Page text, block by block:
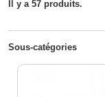
Il y a 57 produits.
Sous-catégories